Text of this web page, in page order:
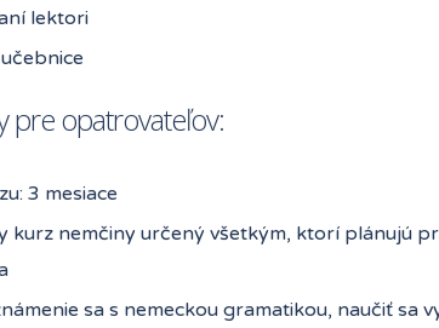
lektori
pre opatrovateľov:
3 mesiace
kurz nemčiny určený všetkým, ktorí plánujú
sa s nemeckou gramatikou, naučiť sa